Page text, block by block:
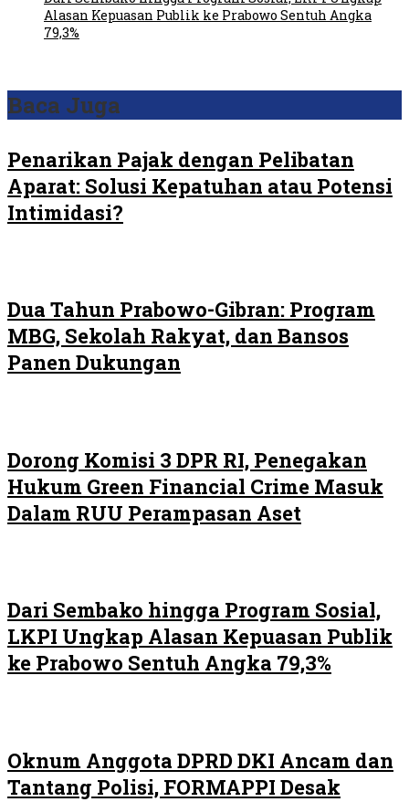
Alasan Kepuasan Publik ke Prabowo Sentuh Angka
79,3%
Baca Juga
Penarikan Pajak dengan Pelibatan
Aparat: Solusi Kepatuhan atau Potensi
Intimidasi?
Dua Tahun Prabowo-Gibran: Program
MBG, Sekolah Rakyat, dan Bansos
Panen Dukungan
Dorong Komisi 3 DPR RI, Penegakan
Hukum Green Financial Crime Masuk
Dalam RUU Perampasan Aset
Dari Sembako hingga Program Sosial,
LKPI Ungkap Alasan Kepuasan Publik
ke Prabowo Sentuh Angka 79,3%
Oknum Anggota DPRD DKI Ancam dan
Tantang Polisi, FORMAPPI Desak